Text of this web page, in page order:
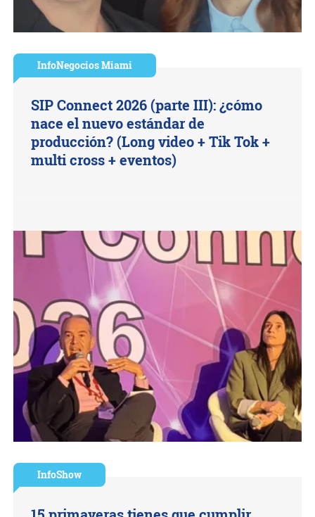
InfoNegocios Miami
SIP Connect 2026 (parte III): ¿cómo
nace el nuevo estándar de
producción? (Long video + Tik Tok +
multi cross + eventos)
InfoShow